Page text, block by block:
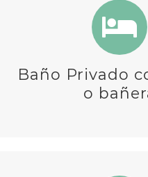
Baño Privado
o